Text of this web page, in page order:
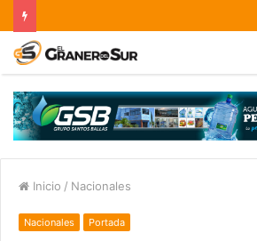
Inicio / Nacionales
Nacionales Portada